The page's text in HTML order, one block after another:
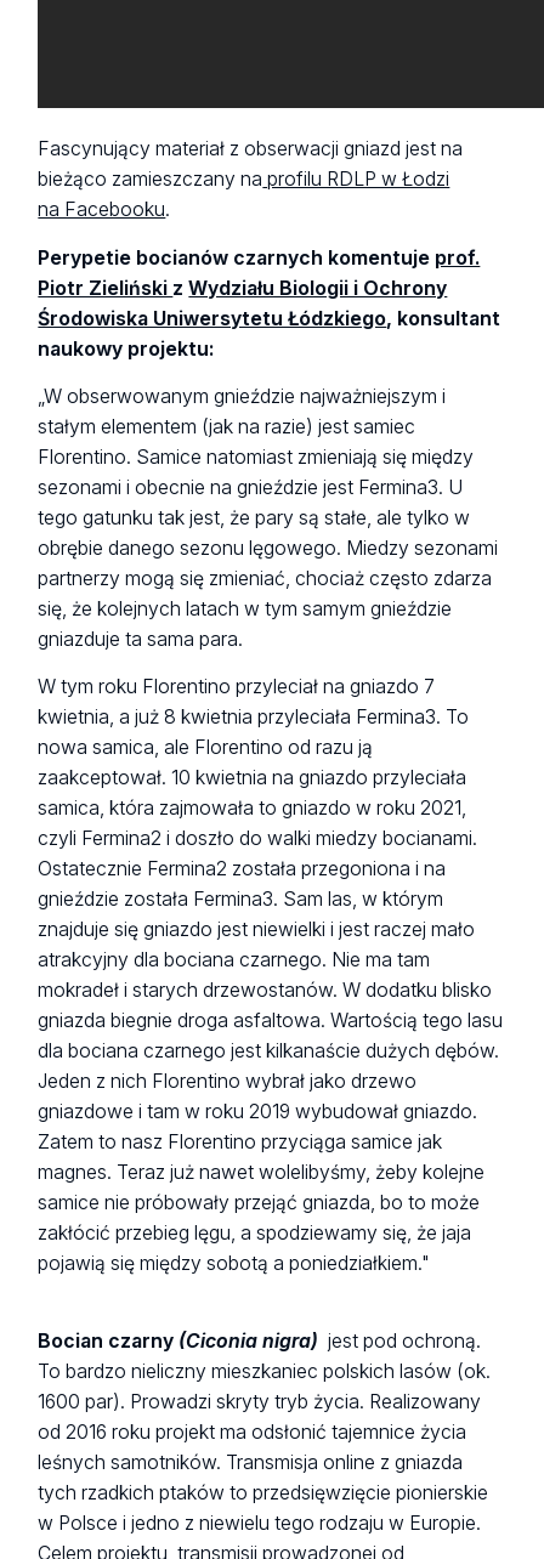
Fascynujący materiał z obserwacji gniazd jest na
bieżąco zamieszczany na profilu RDLP w Łodzi
na Facebooku.
Perypetie bocianów czarnych komentuje prof.
Piotr Zieliński zWydziału Biologii i Ochrony
Środowiska Uniwersytetu Łódzkiego, konsultant
naukowy projektu:
„W obserwowanym gnieździe najważniejszym i
stałym elementem (jak na razie) jest samiec
Florentino. Samice natomiast zmieniają się między
sezonami i obecnie na gnieździe jest Fermina3. U
tego gatunku tak jest, że pary są stałe, ale tylko w
obrębie danego sezonu lęgowego. Miedzy sezonami
partnerzy mogą się zmieniać, chociaż często zdarza
się, że kolejnych latach w tym samym gnieździe
gniazduje ta sama para.
W tym roku Florentino przyleciał na gniazdo 7
kwietnia, a już 8 kwietnia przyleciała Fermina3. To
nowa samica, ale Florentino od razu ją
zaakceptował. 10 kwietnia na gniazdo przyleciała
samica, która zajmowała to gniazdo w roku 2021,
czyli Fermina2 i doszło do walki miedzy bocianami.
Ostatecznie Fermina2 została przegoniona i na
gnieździe została Fermina3. Sam las, w którym
znajduje się gniazdo jest niewielki i jest raczej mało
atrakcyjny dla bociana czarnego. Nie ma tam
mokradeł i starych drzewostanów. W dodatku blisko
gniazda biegnie droga asfaltowa. Wartością tego lasu
dla bociana czarnego jest kilkanaście dużych dębów.
Jeden z nich Florentino wybrał jako drzewo
gniazdowe i tam w roku 2019 wybudował gniazdo.
Zatem to nasz Florentino przyciąga samice jak
magnes. Teraz już nawet wolelibyśmy, żeby kolejne
samice nie próbowały przejąć gniazda, bo to może
zakłócić przebieg lęgu, a spodziewamy się, że jaja
pojawią się między sobotą a poniedziałkiem."
Bocian czarny (Ciconia nigra) jest pod ochroną.
To bardzo nieliczny mieszkaniec polskich lasów (ok.
1600 par). Prowadzi skryty tryb życia. Realizowany
od 2016 roku projekt ma odsłonić tajemnice życia
leśnych samotników. Transmisja online z gniazda
tych rzadkich ptaków to przedsięwzięcie pionierskie
w Polsce i jedno z niewielu tego rodzaju w Europie.
Celem projektu, transmisji prowadzonej od